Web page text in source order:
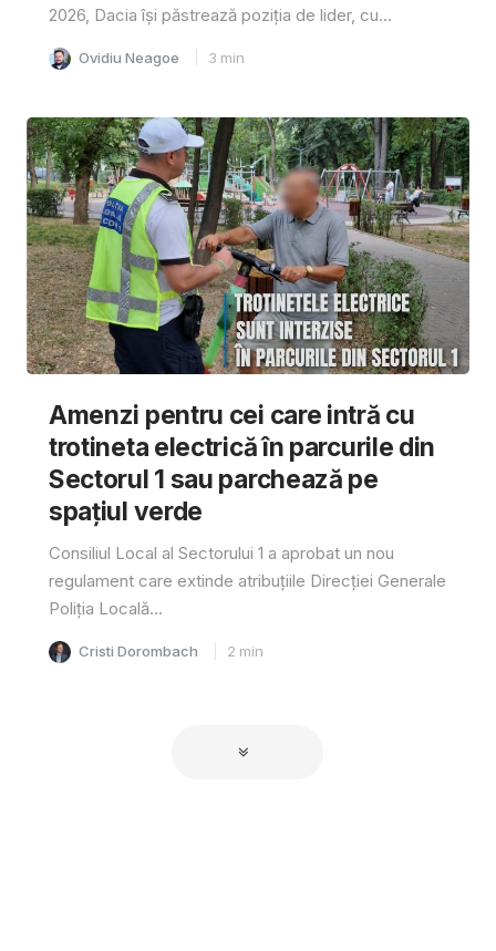
2026, Dacia își păstrează poziția de lider, cu...
Ovidiu Neagoe 3 min
Amenzi pentru cei care intră cu
trotineta electrică în parcurile din
Sectorul 1 sau parchează pe
spațiul verde
Consiliul Local al Sectorului 1 a aprobat un nou
regulament care extinde atribuțiile Direcției Generale
Poliția Locală...
Cristi Dorombach 2 min